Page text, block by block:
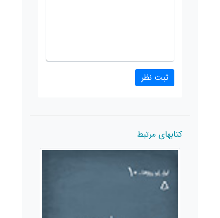
کتابهای مرتبط